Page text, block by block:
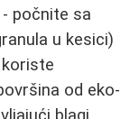
počnite sa
u kesici)
od eko-